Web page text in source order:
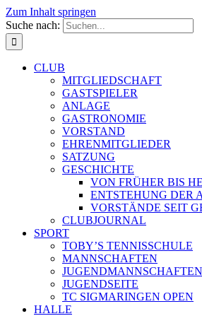
Zum Inhalt springen
Suche nach:
CLUB
MITGLIEDSCHAFT
GASTSPIELER
ANLAGE
GASTRONOMIE
VORSTAND
EHRENMITGLIEDER
SATZUNG
GESCHICHTE
VON FRÜHER BIS
ENTSTEHUNG DER
VORSTÄNDE SEIT
CLUBJOURNAL
SPORT
TOBY’S TENNISSCHULE
MANNSCHAFTEN
JUGENDMANNSCHAFTEN
JUGENDSEITE
TC SIGMARINGEN OPEN
HALLE